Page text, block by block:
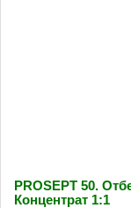
PROSEPT 50.
Концентрат 1:1